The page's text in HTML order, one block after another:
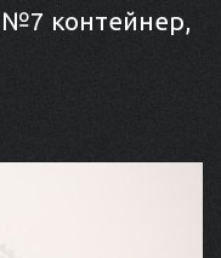
№7 контейнер,